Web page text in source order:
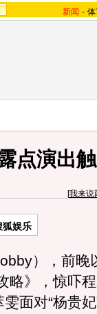
新闻 -
点演出
[我来说
狐娱乐
），前晚
略》，惊吓
面对“杨贵